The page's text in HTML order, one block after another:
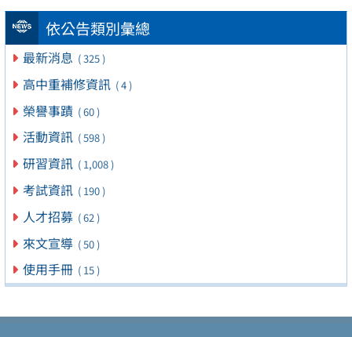
依公告類別彙總
最新消息 ( 325 )
高中重補修資訊 ( 4 )
榮譽事蹟 ( 60 )
活動資訊 ( 598 )
研習資訊 ( 1,008 )
考試資訊 ( 190 )
人才招募 ( 62 )
來文宣導 ( 50 )
使用手冊 ( 15 )